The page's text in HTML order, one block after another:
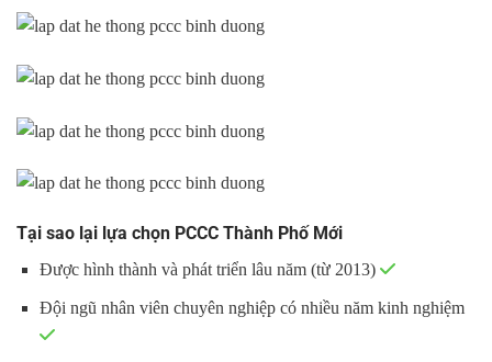
Tại sao lại lựa chọn PCCC Thành Phố Mới
Được hình thành và phát triển lâu năm (từ 2013)
Đội ngũ nhân viên chuyên nghiệp có nhiều năm kinh nghiệm